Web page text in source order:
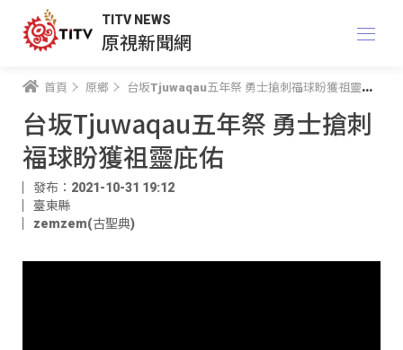
TITV NEWS
原視新聞網
首頁 原鄉 台坂Tjuwaqau五年祭 勇士搶刺福球盼獲祖靈庇佑
台坂Tjuwaqau五年祭 勇士搶刺
福球盼獲祖靈庇佑
發布：2021-10-31 19:12
臺東縣
zemzem(古聖典)